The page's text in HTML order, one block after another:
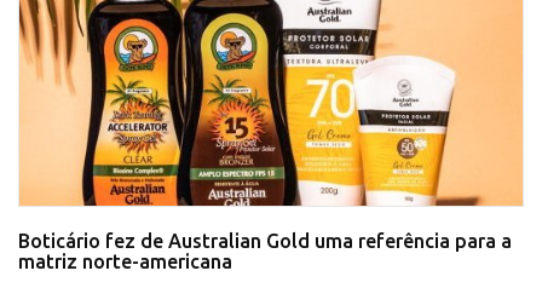
Boticário fez de Australian Gold uma referência para a
matriz norte-americana